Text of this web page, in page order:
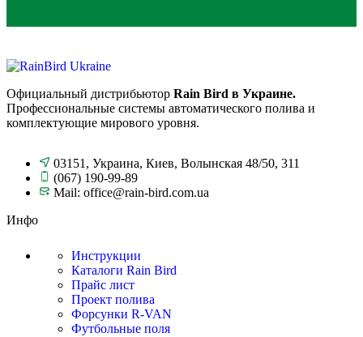
Официальный дистрибьютор Rain Bird в Украине.
Профессиональные системы автоматического полива и
комплектующие мирового уровня.
03151, Украина, Киев, Волынская 48/50, 311
(067) 190-99-89
Mail: office@rain-bird.com.ua
Инфо
Инструкции
Каталоги Rain Bird
Прайс лист
Проект полива
Форсунки R-VAN
Футбольные поля